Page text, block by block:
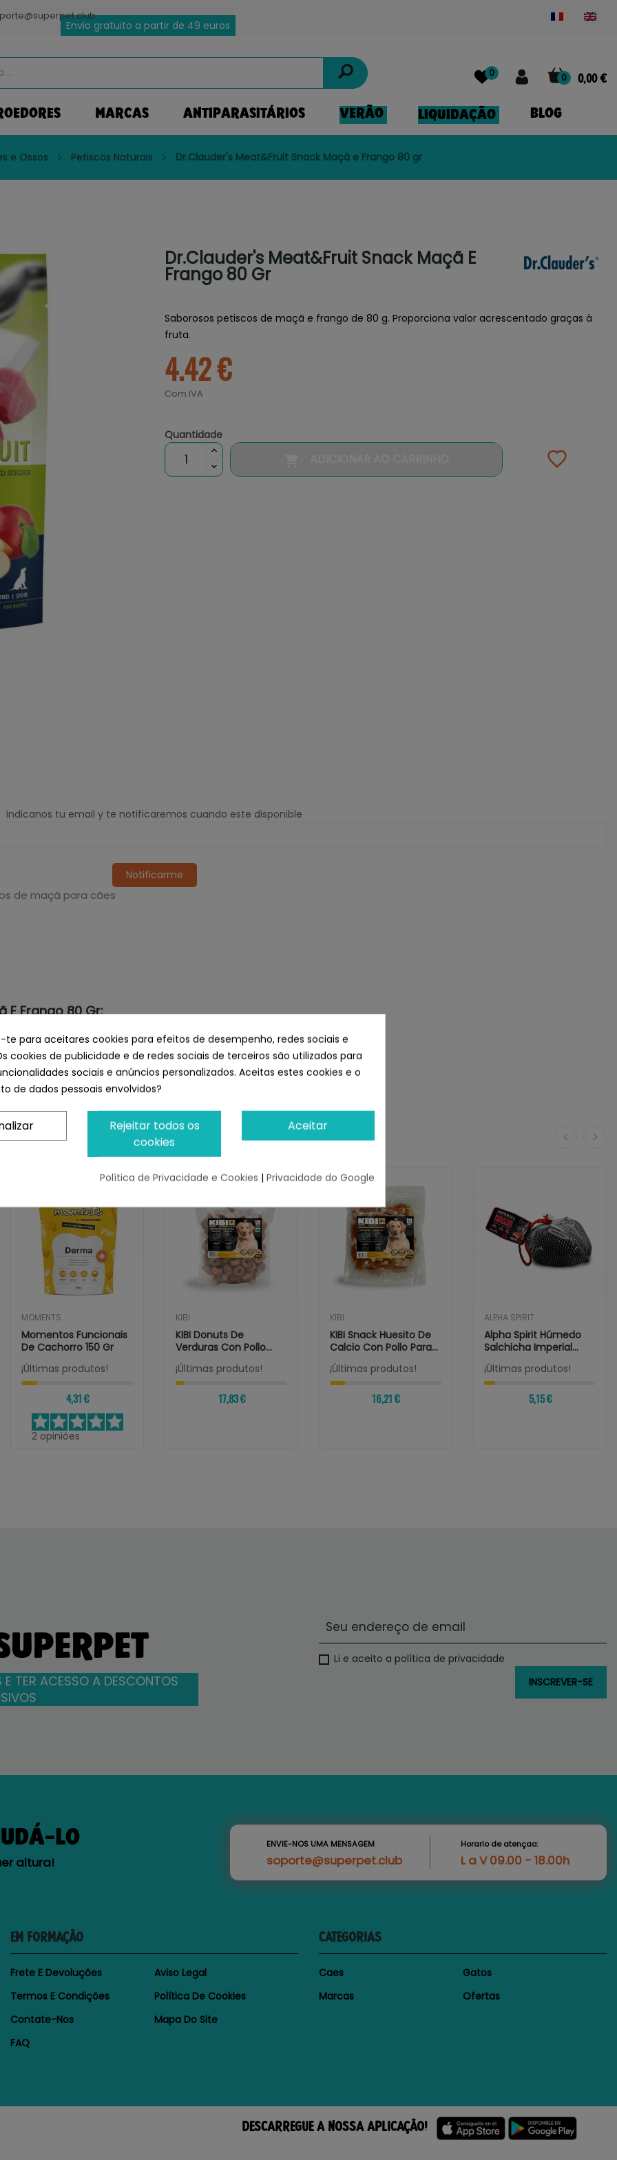
Envio gratuito a partir de 49 euros
0 0,00 €
0
MARCAS ANTIPARASITÁRIOS VERÃO LIQUIDAÇÃO BLOG
e Ossos Petiscos Naturais Dr.Clauder's Meat&Fruit Snack Maçã e Frango 80 gr
Dr.Clauder's Meat&Fruit Snack Maçã E
Frango 80 Gr
Saborosos petiscos de maçã e frango de 80 g. Proporciona valor acrescentado graças à
fruta.
4.42 €
Com IVA
Quantidade
Indicanos tu email y te notificaremos cuando este disponible
Notificarme
de maçã para cães
E Frango 80 Gr:
(Fos) 0,5%, sódio 0,2%.
Cinzas brutas: 3,2%, Humidade: 17%.
Snack Manzana y Pollo 80 gr
MOMENTS
Momentos Funcionais
De Cachorro 150 Gr
¡Últimas produtos!
4,31 €
2 opiniões
KIBI
KIBI Donuts De
Verduras Con Pollo
Para Perros
¡Últimas produtos!
17,83 €
KIBI
KIBI Snack Huesito De
Calcio Con Pollo Para
Perros
¡Últimas produtos!
16,21 €
ALPHA SPIRIT
Alpha Spirit Húmedo
Salchicha Imperial
Para Perros 5...
¡Últimas produtos!
5,15 €
TER ACESSO A DESCONTOS
Li e aceito a política de privacidade
LO
altura!
ENVIE-NOS UMA MENSAGEM
soporte@superpet.club
Horario de atençao:
L a V 09.00 - 18.00h
EM FORMAÇÃO
Frete E Devoluções
Aviso Legal
Termos E Condições
Política De Cookies
Contate-Nos
Mapa Do Site
FAQ
CATEGORIAS
Caes
Gatos
Marcas
Ofertas
DESCARREGUE A NOSSA APLICAÇÃO!
te para aceitares cookies para efeitos de desempenho, redes sociais e
cookies de publicidade e de redes sociais de terceiros são utilizados para
sociais e anúncios personalizados. Aceitas estes cookies e o
de dados pessoais envolvidos?
Aceitar
Rejeitar todos os
cookies
Política de Privacidade e Cookies | Privacidade do Google